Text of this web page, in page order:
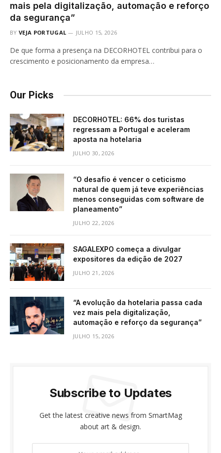
mais pela digitalização, automação e reforço
da segurança”
BY VEJA PORTUGAL JULHO 15, 2026
De que forma a presença na DECORHOTEL contribui para o
crescimento e posicionamento da empresa…
Our Picks
DECORHOTEL: 66% dos turistas
regressam a Portugal e aceleram
aposta na hotelaria
JULHO 30, 2026
“O desafio é vencer o ceticismo
natural de quem já teve experiências
menos conseguidas com software de
planeamento”
JULHO 22, 2026
SAGALEXPO começa a divulgar
expositores da edição de 2027
JULHO 21, 2026
“A evolução da hotelaria passa cada
vez mais pela digitalização,
automação e reforço da segurança”
JULHO 15, 2026
Subscribe to Updates
Get the latest creative news from SmartMag
about art & design.